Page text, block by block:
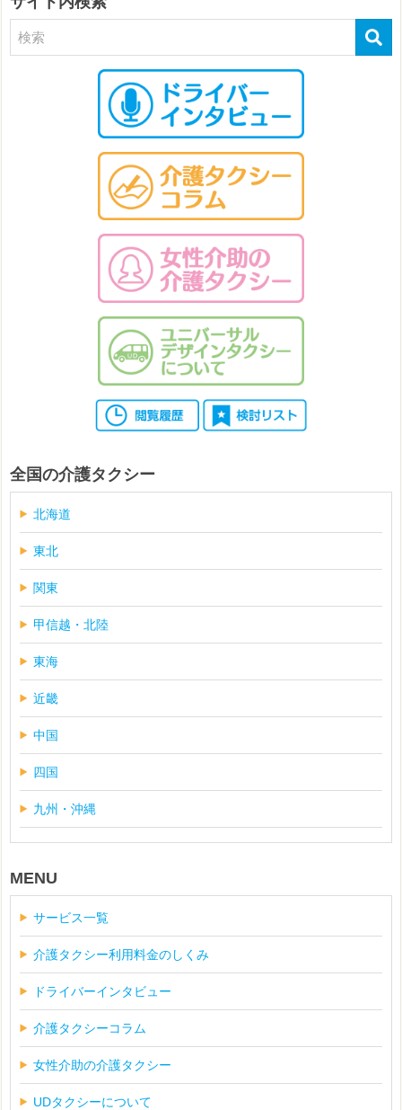
全国の介護タクシー
北海道
東北
関東
甲信越・北陸
東海
近畿
中国
四国
九州・沖縄
MENU
サービス一覧
介護タクシー利用料金のしくみ
ドライバーインタビュー
介護タクシーコラム
女性介助の介護タクシー
UDタクシーについて